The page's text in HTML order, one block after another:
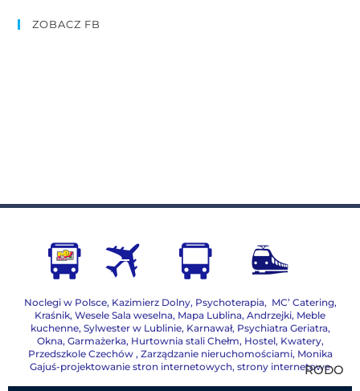
ZOBACZ FB
Noclegi w Polsce, Kazimierz Dolny, Psychoterapia, MC’ Catering,
Kraśnik, Wesele Sala weselna, Mapa Lublina, Andrzejki, Meble
kuchenne, Sylwester w Lublinie, Karnawał, Psychiatra Geriatra,
Okna, Garmażerka, Hurtownia stali Chełm, Hostel, Kwatery,
Przedszkole Czechów , Zarządzanie nieruchomościami, Monika
Gajuś-projektowanie stron internetowych, strony internetowe
RODO